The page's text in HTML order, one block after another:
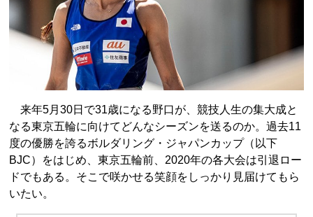
来年5月30日で31歳になる野口が、競技人生の集大成と
なる東京五輪に向けてどんなシーズンを送るのか。過去11
度の優勝を誇るボルダリング・ジャパンカップ（以下
BJC）をはじめ、東京五輪前、2020年の各大会は引退ロー
ドでもある。そこで咲かせる笑顔をしっかり見届けてもら
いたい。